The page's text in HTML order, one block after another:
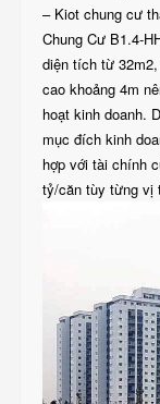
– Kiot chung cư
Chung Cư B1.4-
diện tích từ
cao khoảng 4m
hoạt kinh doanh.
mục đích kinh
hợp với tài chính
tỷ/căn tùy từng vị